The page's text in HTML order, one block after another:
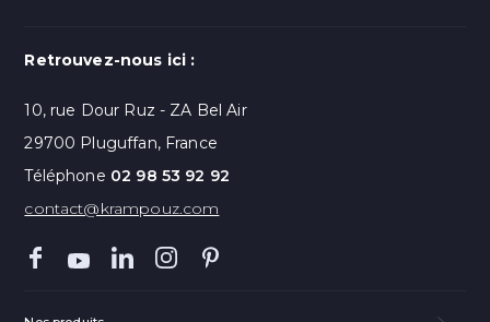
Retrouvez-nous ici :
10, rue Dour Ruz - ZA Bel Air
29700 Pluguffan, France
Téléphone 02 98 53 92 92
contact@krampouz.com